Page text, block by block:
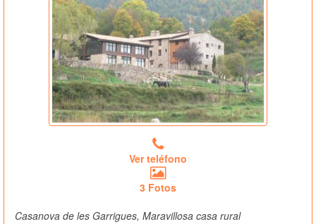
Ver teléfono
3 Fotos
Casanova de les Garrigues, Maravillosa casa rural